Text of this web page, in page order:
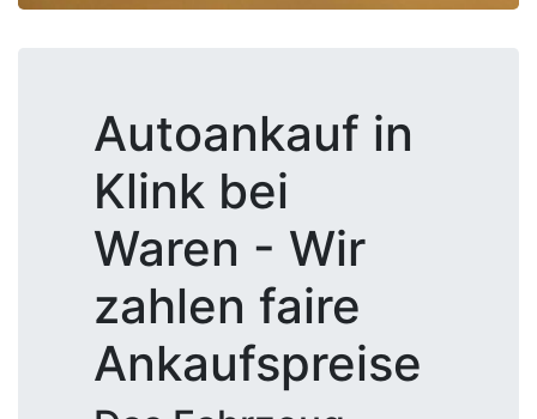
Autoankauf in
Klink bei
Waren - Wir
zahlen faire
Ankaufspreise